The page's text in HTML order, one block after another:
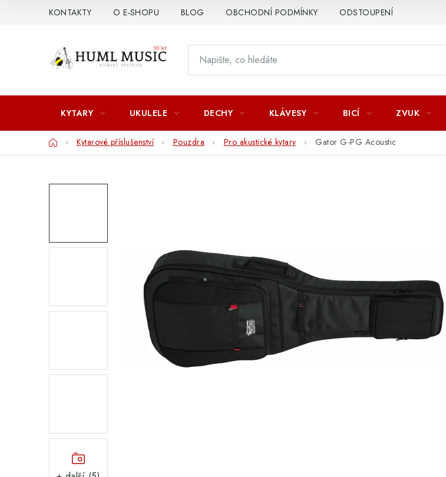
KONTAKTY O E-SHOPU BLOG OBCHODNÍ PODMÍNKY ODSTOUPENÍ OD SMLOUVY
KYTARY UKULELE DECHY KLÁVESY BICÍ ZVUK
DomůKytarové příslušenství Pouzdra Pro akustické kytary Gator G-PG Acoustic